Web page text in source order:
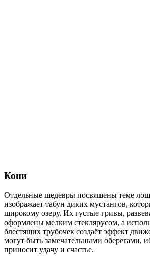
Кони
Отдельные шедевры посвящены теме
изображает табун диких мустангов,
широкому озеру. Их густые гривы,
оформлены мелким стеклярусом, а
блестящих трубочек создаёт эффект
могут быть замечательными оберегами,
приносит удачу и счастье.